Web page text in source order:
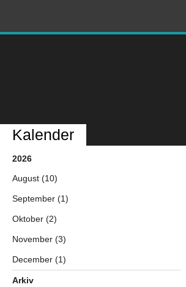
Kalender
2026
August (10)
September (1)
Oktober (2)
November (3)
December (1)
Arkiv